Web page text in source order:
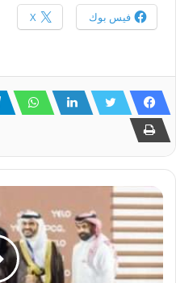
فيس بوك X